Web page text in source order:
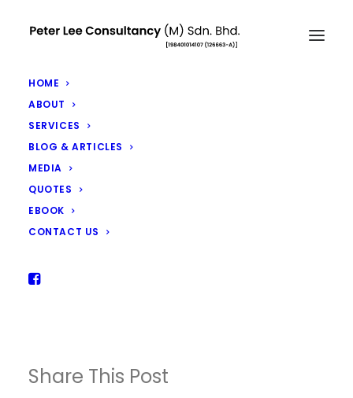
HOME
ABOUT
SERVICES
BLOG & ARTICLES
MEDIA
QUOTES
EBOOK
CONTACT US
SENTIASA SETIA KEPADAMU
NOVEMBER 7, 2025
Share This Post